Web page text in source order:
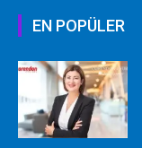
EN POPÜLER